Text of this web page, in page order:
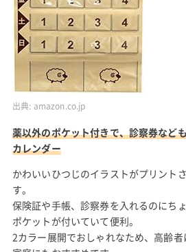
出典: amazon.co.jp
薬以外のポケット付きで、診察券など
カレンダー
かわいいひつじのイラストがプリント
す。
保険証や手帳、診察券を入れるのにち
ポケットが付いていて便利。
2カラー展開でおしゃれなため、高齢